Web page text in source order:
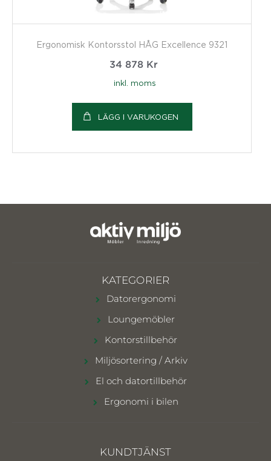
Ergonomisk Kontorsstol HÅG Excellence 9321
34 878 Kr
inkl. moms
LÄGG I VARUKOGEN
KATEGORIER
Datorergonomi
Loungemöbler
Kontorstillbehör
Miljösortering / Arkiv
El och datortillbehör
Ergonomi i bilen
KUNDTJÄNST